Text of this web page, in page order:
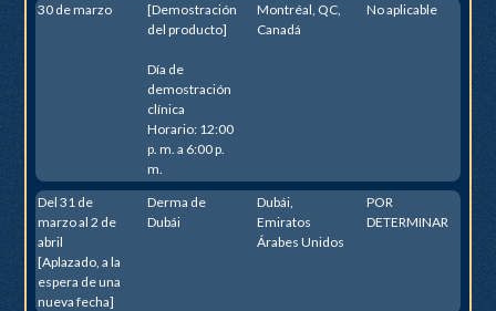
30 de marzo
[Demostración
del producto]
Día de
demostración
clínica
Horario: 12:00
p. m. a 6:00 p.
m.
Montréal, QC,
Canadá
No aplicable
Del 31 de
marzo al 2 de
abril
[Aplazado, a la
espera de una
nueva fecha]
Derma de
Dubái
Dubái,
Emiratos
Árabes Unidos
POR
DETERMINAR